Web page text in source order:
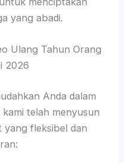
yang abadi.
Ulang Tahun Orang
2026
Anda dalam
telah menyusun
fleksibel dan